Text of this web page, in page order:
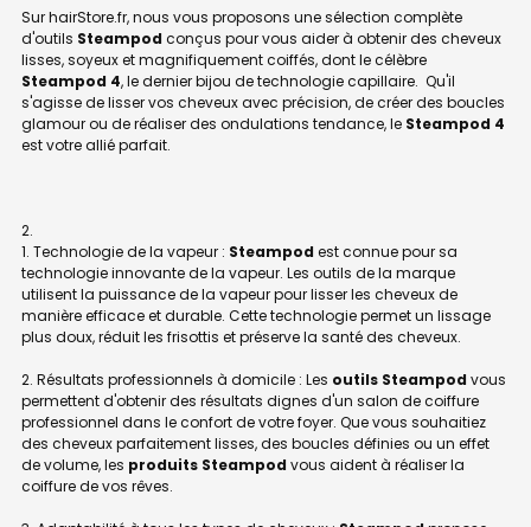
Sur hairStore.fr, nous vous proposons une sélection complète
d'outils Steampod conçus pour vous aider à obtenir des cheveux
lisses, soyeux et magnifiquement coiffés, dont le célèbre
Steampod 4, le dernier bijou de technologie capillaire. Qu'il
s'agisse de lisser vos cheveux avec précision, de créer des boucles
glamour ou de réaliser des ondulations tendance, le Steampod 4
est votre allié parfait.
1. Technologie de la vapeur : Steampod est connue pour sa
technologie innovante de la vapeur. Les outils de la marque
utilisent la puissance de la vapeur pour lisser les cheveux de
manière efficace et durable. Cette technologie permet un lissage
plus doux, réduit les frisottis et préserve la santé des cheveux.
2. Résultats professionnels à domicile : Les outils Steampod vous
permettent d'obtenir des résultats dignes d'un salon de coiffure
professionnel dans le confort de votre foyer. Que vous souhaitiez
des cheveux parfaitement lisses, des boucles définies ou un effet
de volume, les produits Steampod vous aident à réaliser la
coiffure de vos rêves.